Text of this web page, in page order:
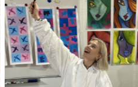
Aucune légende